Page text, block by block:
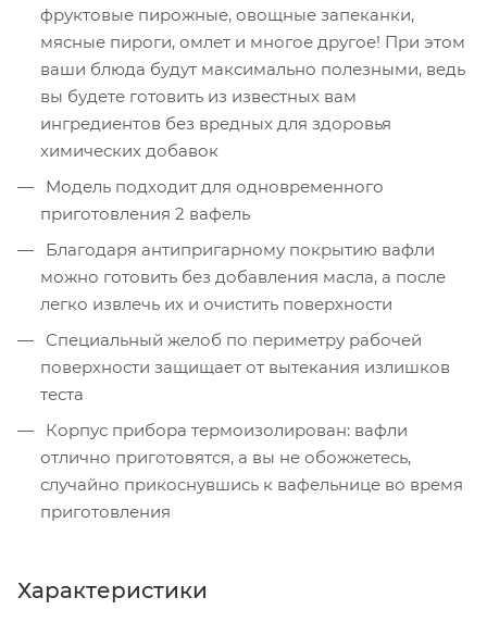
фруктовые пирожные, овощные запеканки,
мясные пироги, омлет и многое другое! При этом
ваши блюда будут максимально полезными, ведь
вы будете готовить из известных вам
ингредиентов без вредных для здоровья
химических добавок
Модель подходит для одновременного
приготовления 2 вафель
Благодаря антипригарному покрытию вафли
можно готовить без добавления масла, а после
легко извлечь их и очистить поверхности
Специальный желоб по периметру рабочей
поверхности защищает от вытекания излишков
теста
Корпус прибора термоизолирован: вафли
отлично приготовятся, а вы не обожжетесь,
случайно прикоснувшись к вафельнице во время
приготовления
Характеристики